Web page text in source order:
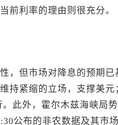
前利率的理由则很充分。
，但市场对降息的预期
持紧缩的立场，支撑美
此外，霍尔木兹海峡局
公布的非农数据及其市场